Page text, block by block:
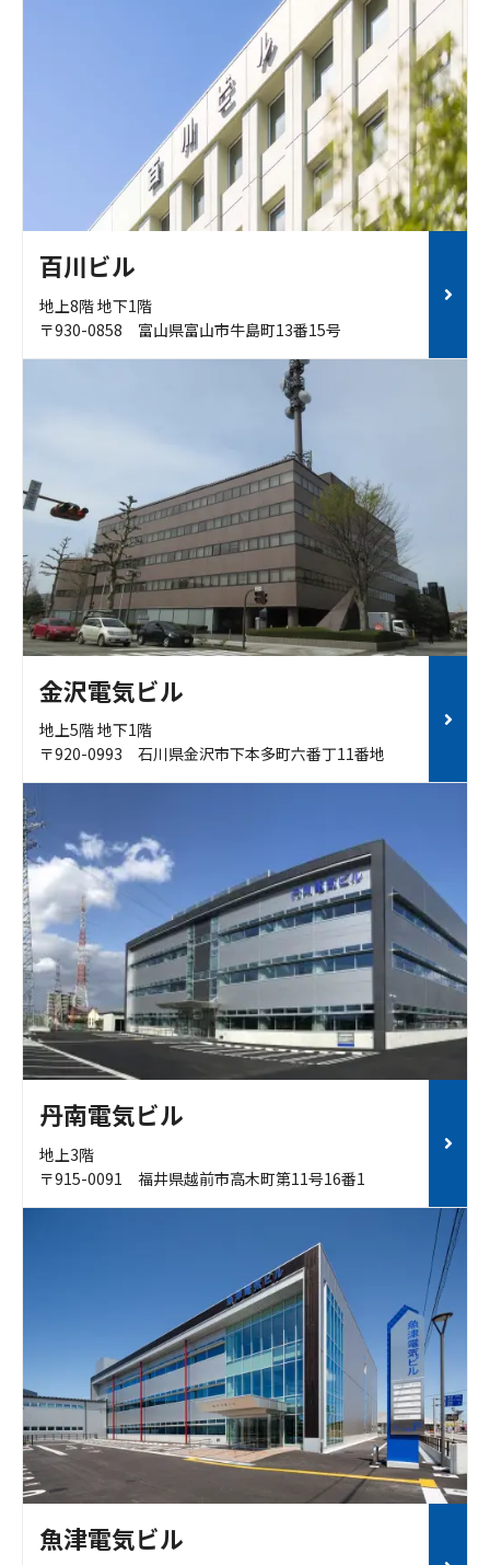
百川ビル
地上8階 地下1階
〒930-0858 富山県富山市牛島町13番15号
金沢電気ビル
地上5階 地下1階
〒920-0993 石川県金沢市下本多町六番丁11番地
丹南電気ビル
地上3階
〒915-0091 福井県越前市高木町第11号16番1
魚津電気ビル